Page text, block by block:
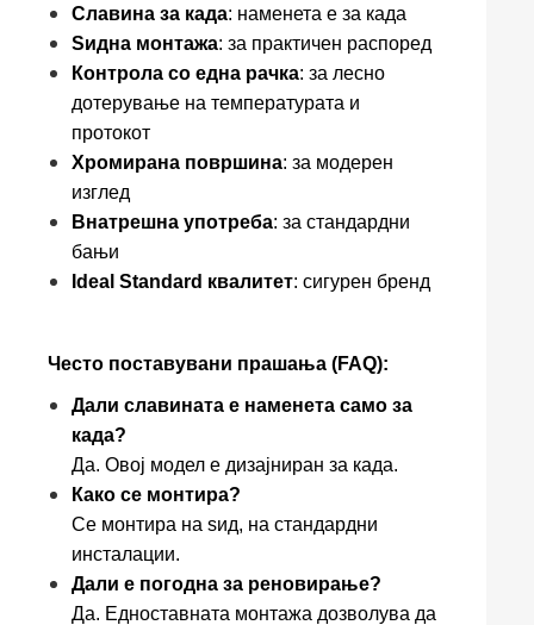
Славина за када: наменета е за када
Ѕидна монтажа: за практичен распоред
Контрола со една рачка: за лесно
дотерување на температурата и
протокот
Хромирана површина: за модерен
изглед
Внатрешна употреба: за стандардни
бањи
Ideal Standard квалитет: сигурен бренд
Често поставувани прашања (FAQ):
Дали славината е наменета само за
када?
Да. Овој модел е дизајниран за када.
Како се монтира?
Се монтира на ѕид, на стандардни
инсталации.
Дали е погодна за реновирање?
Да. Едноставната монтажа дозволува да